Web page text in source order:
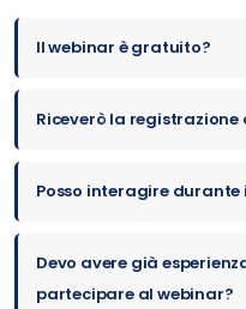
Il webinar è gratuito?
Riceverò la registrazione
Posso interagire durante
Devo avere già
partecipare al webinar?